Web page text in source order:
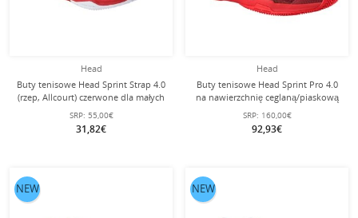
Head
Buty tenisowe Head Sprint Strap 4.0
(rzep, Allcourt) czerwone dla małych
dzieci
SRP: 55,00€
31,82€
Head
Buty tenisowe Head Sprint Pro 4.0
na nawierzchnię ceglaną/piaskową
2026 czerwone męskie
SRP: 160,00€
92,93€
NEW NEW